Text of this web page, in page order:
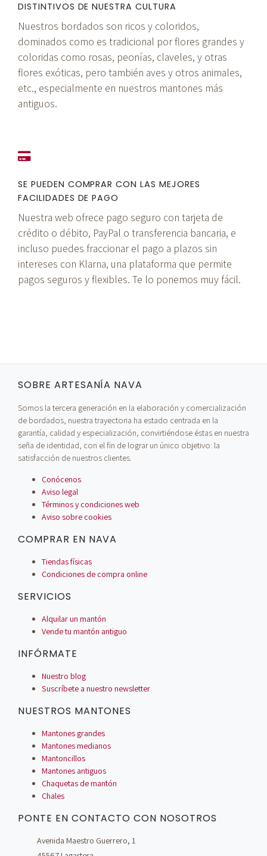
DISTINTIVOS DE NUESTRA CULTURA
Nuestros bordados son ricos y coloridos,
dominados como es tradicional por flores grandes y
coloridas como rosas, peonías, claveles, y otras
flores exóticas, pero también aves y otros animales,
etc., especialmente en nuestros mantones más
antiguos.
SE PUEDEN COMPRAR CON LAS MEJORES
FACILIDADES DE PAGO
Nuestra web ofrece pago seguro con tarjeta de
crédito o débito, PayPal o transferencia bancaria, e
incluso puedes fraccionar el pago a plazos sin
intereses con Klarna, una plataforma que permite
pagos seguros y flexibles. Te lo ponemos muy fácil.
SOBRE ARTESANÍA NAVA
Somos la tercera generación en la elaboración y comercialización
de bordados, nuestra trayectoria ha estado centrada en la
garantía, calidad y especialización, convirtiéndose éstas en nuestra
seña de identidad, con el fin de lograr un único objetivo: la
satisfacción de nuestros clientes.
Conócenos
Aviso legal
Términos y condiciones web
Aviso sobre cookies
COMPRAR EN NAVA
Tiendas físicas
Condiciones de compra online
SERVICIOS
Alquilar un mantón
Vende tu mantón antiguo
INFÓRMATE
Nuestro blog
Suscríbete a nuestro newsletter
NUESTROS MANTONES
Mantones grandes
Mantones medianos
Mantoncillos
Mantones antiguos
Chaquetas de mantón
Chales
PONTE EN CONTACTO CON NOSOTROS
Avenida Maestro Guerrero, 1